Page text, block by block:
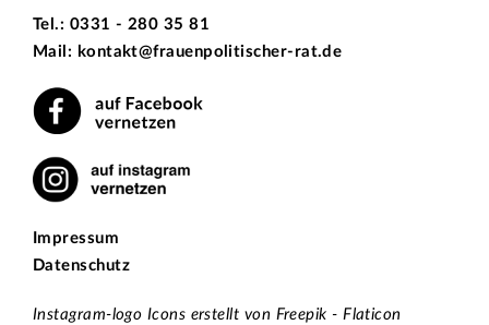
Tel.: 0331 - 280 35 81
Mail: kontakt@frauenpolitischer-rat.de
Impressum
Datenschutz
Instagram-logo Icons erstellt von Freepik - Flaticon